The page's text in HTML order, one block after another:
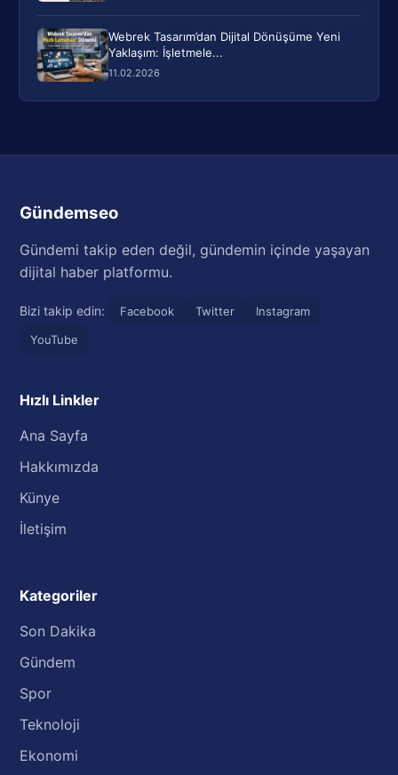
Webrek Tasarım’dan Dijital Dönüşüme Yeni
Yaklaşım: İşletmele...
11.02.2026
Gündemseo
Gündemi takip eden değil, gündemin içinde yaşayan
dijital haber platformu.
Bizi takip edin: Facebook Twitter
Instagram
YouTube
Hızlı Linkler
Ana Sayfa
Hakkımızda
Künye
İletişim
Kategoriler
Son Dakika
Gündem
Spor
Teknoloji
Ekonomi